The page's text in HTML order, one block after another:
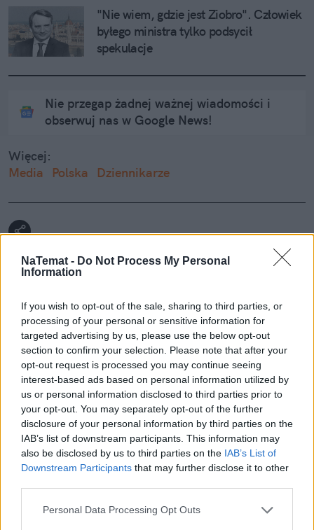
NaTemat - Do Not Process My Personal
Information
If you wish to opt-out of the sale, sharing to third parties, or
processing of your personal or sensitive information for
targeted advertising by us, please use the below opt-out
section to confirm your selection. Please note that after your
opt-out request is processed you may continue seeing
interest-based ads based on personal information utilized by
us or personal information disclosed to third parties prior to
your opt-out. You may separately opt-out of the further
disclosure of your personal information by third parties on the
IAB’s list of downstream participants. This information may
also be disclosed by us to third parties on the IAB’s List of
Downstream Participants that may further disclose it to other
Personal Data Processing Opt Outs
"Nie wiem, gdzie jest Ziobro". Człowiek
byłego ministra tylko podsycił
spekulacje
Nie przegap żadnej ważnej wiadomości i
obserwuj nas w Google News!
Więcej:
Media
Polska Dziennikarze
Natalia Kamińska
Obserwuj
Absolwentka dziennikarstwa na UMCS i
Uniwersytecie Warszawskim. Przez kilka lat
związana z Polską Agencją Prasową. Obecnie
reporterka newsowa w naTemat.pl.
Pokaż więcej